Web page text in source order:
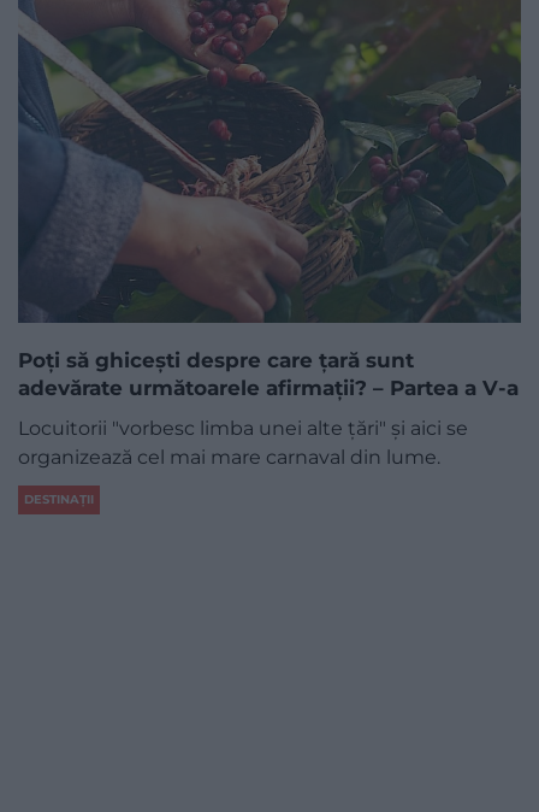
Poți să ghicești despre care țară sunt
adevărate următoarele afirmații? – Partea a V-a
Locuitorii "vorbesc limba unei alte țări" și aici se
organizează cel mai mare carnaval din lume.
DESTINAȚII